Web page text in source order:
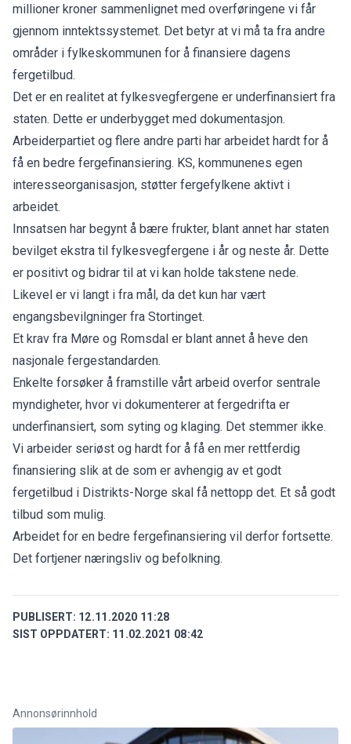
millioner kroner sammenlignet med overføringene vi får
gjennom inntektssystemet. Det betyr at vi må ta fra andre
områder i fylkeskommunen for å finansiere dagens
fergetilbud.
Det er en realitet at fylkesvegfergene er underfinansiert fra
staten. Dette er underbygget med dokumentasjon.
Arbeiderpartiet og flere andre parti har arbeidet hardt for å
få en bedre fergefinansiering. KS, kommunenes egen
interesseorganisasjon, støtter fergefylkene aktivt i
arbeidet.
Innsatsen har begynt å bære frukter, blant annet har staten
bevilget ekstra til fylkesvegfergene i år og neste år. Dette
er positivt og bidrar til at vi kan holde takstene nede.
Likevel er vi langt i fra mål, da det kun har vært
engangsbevilgninger fra Stortinget.
Et krav fra Møre og Romsdal er blant annet å heve den
nasjonale fergestandarden.
Enkelte forsøker å framstille vårt arbeid overfor sentrale
myndigheter, hvor vi dokumenterer at fergedrifta er
underfinansiert, som syting og klaging. Det stemmer ikke.
Vi arbeider seriøst og hardt for å få en mer rettferdig
finansiering slik at de som er avhengig av et godt
fergetilbud i Distrikts-Norge skal få nettopp det. Et så godt
tilbud som mulig.
Arbeidet for en bedre fergefinansiering vil derfor fortsette.
Det fortjener næringsliv og befolkning.
PUBLISERT: 12.11.2020 11:28
SIST OPPDATERT: 11.02.2021 08:42
Annonsørinnhold